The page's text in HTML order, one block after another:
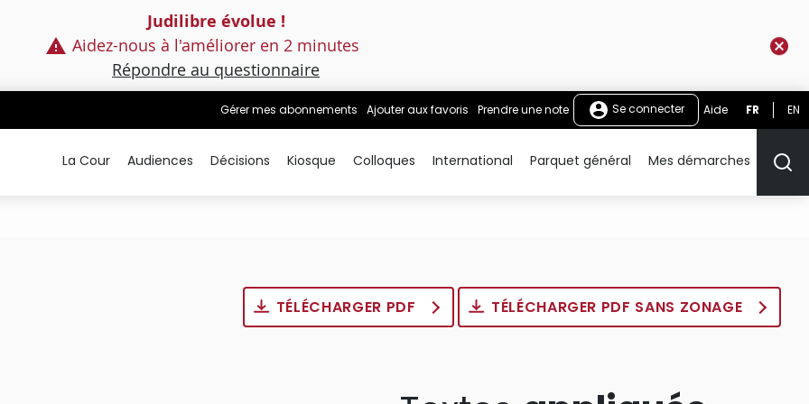
Judilibre évolue !
Aidez-nous à l'améliorer en 2 minutes
Répondre au questionnaire
Gérer mes abonnements Ajouter aux favoris Prendre une note Se connecter Aide FR EN
La Cour Audiences Décisions Kiosque Colloques International Parquet général Mes démarches
TÉLÉCHARGER PDF TÉLÉCHARGER PDF SANS ZONAGE